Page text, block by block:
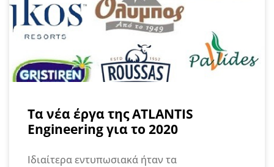
Τα νέα έργα της ATLANTIS
Engineering για το 2020
Ιδιαίτερα εντυπωσιακά ήταν τα